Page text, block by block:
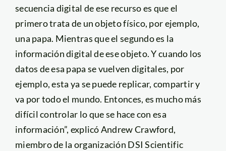
secuencia digital de ese recurso es que el
primero trata de un objeto físico, por ejemplo,
una papa. Mientras que el segundo es la
información digital de ese objeto. Y cuando los
datos de esa papa se vuelven digitales, por
ejemplo, esta ya se puede replicar, compartir y
va por todo el mundo. Entonces, es mucho más
difícil controlar lo que se hace con esa
información”, explicó Andrew Crawford,
miembro de la organización DSI Scientific